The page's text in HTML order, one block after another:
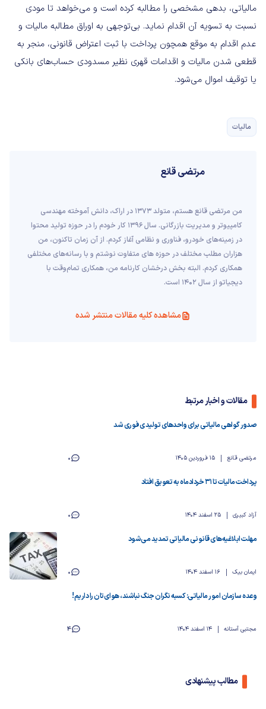
مالیاتی، بدهی مشخصی را مطالبه کرده است و می‌خواهد تا مودی
نسبت به تسویه آن اقدام نماید. بی‌توجهی به اوراق مطالبه مالیات و
عدم اقدام به موقع همچون پرداخت با ثبت اعتراض قانونی، منجر به
قطعی شدن مالیات و اقدامات قهری نظیر مسدودی حساب‌های بانکی
یا توقیف اموال می‌شود.
مالیات
مرتضی قانع
من مرتضی قانع هستم، متولد 1373 در اراک، دانش آموخته مهندسی
کامپیوتر و مدیریت بازرگانی. سال 1396 کار خودم را در حوزه تولید محتوا
در زمینه‌های خودرو، فناوری و نظامی آغاز کردم. از آن زمان تاکنون، من
هزاران مطلب مختلف در حوزه های متفاوت نوشتم و با رسانه‌های مختلفی
همکاری کردم. البته بخش درخشان کارنامه من، همکاری تمام‌وقت با
دیجیاتو از سال 1402 است.
مشاهده کلیه مقالات منتشر شده
مقالات و اخبار مرتبط
صدور گواهی مالیاتی برای واحدهای تولیدی فوری شد
مرتضی قانع 15 فروردین 1405 0
پرداخت مالیات تا ۳۱ خردادماه به تعویق افتاد
آزاد کبیری 25 اسفند 1404 0
مهلت ابلاغیه‌های قانونی مالیاتی تمدید می‌شود
ایمان بیک 16 اسفند 1404 0
وعده سازمان امور مالیاتی: کسبه نگران جنگ نباشند، هوای‌تان را داریم!
مجتبی آستانه 14 اسفند 1404 4
مطالب پیشنهادی